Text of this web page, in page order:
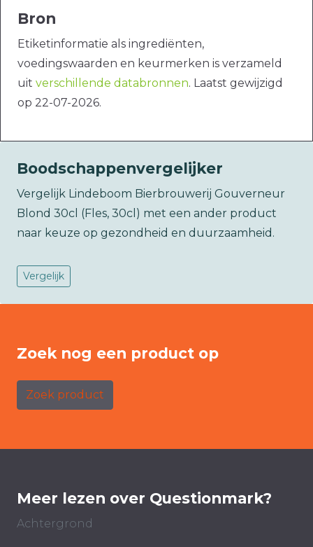
Bron
Etiketinformatie als ingrediënten,
voedingswaarden en keurmerken is verzameld
uit verschillende databronnen. Laatst gewijzigd
op 22-07-2026.
Boodschappenvergelijker
Vergelijk Lindeboom Bierbrouwerij Gouverneur
Blond 30cl (Fles, 30cl) met een ander product
naar keuze op gezondheid en duurzaamheid.
Vergelijk
Zoek nog een product op
Zoek product
Meer lezen over Questionmark?
Achtergrond